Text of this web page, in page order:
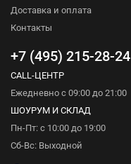
Доставка и оплата
Контакты
+7 (495) 215-28-24
CALL-ЦЕНТР
Ежедневно с 09:00 до 21:00
ШОУРУМ И СКЛАД
Пн-Пт: с 10:00 до 19:00
Сб-Вс: Выходной